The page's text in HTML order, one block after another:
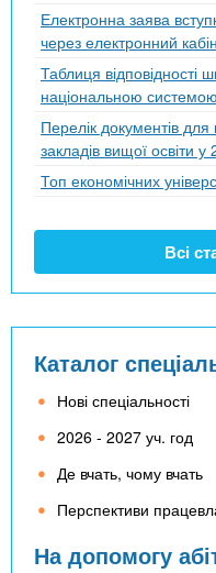
Електронна заява
через електронний
Таблиця відповідності
національною
Перелік документів для
закладів вищої освіти у
Топ економічних
Всі
Каталог
Нові спеціальності
2026 - 2027 уч. год
Де вчать, чому вчать
Перспективи
На допомогу